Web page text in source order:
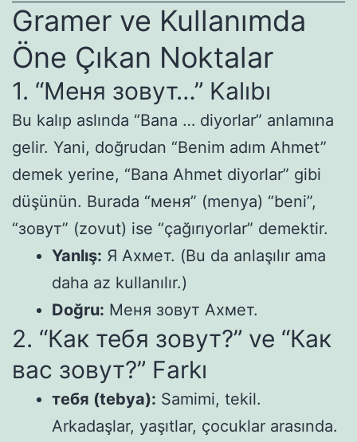
Gramer ve Kullanımda
Öne Çıkan Noktalar
1. “Меня зовут…” Kalıbı
Bu kalıp aslında “Bana … diyorlar” anlamına
gelir. Yani, doğrudan “Benim adım Ahmet”
demek yerine, “Bana Ahmet diyorlar” gibi
düşünün. Burada “меня” (menya) “beni”,
“зовут” (zovut) ise “çağırıyorlar” demektir.
Yanlış: Я Ахмет. (Bu da anlaşılır ama
daha az kullanılır.)
Doğru: Меня зовут Ахмет.
2. “Как тебя зовут?” ve “Как
вас зовут?” Farkı
тебя (tebya): Samimi, tekil.
Arkadaşlar, yaşıtlar, çocuklar arasında.